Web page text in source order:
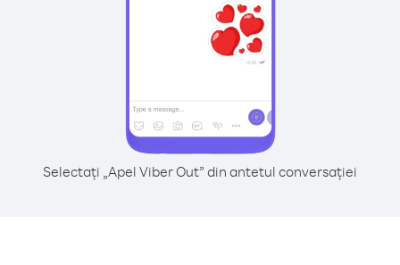
Selectați „Apel Viber Out” din antetul conversației